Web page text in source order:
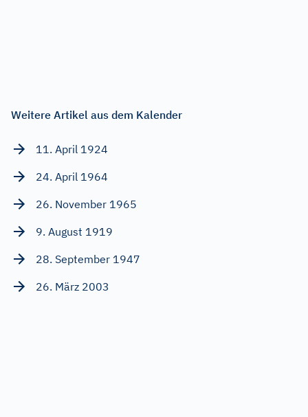
Weitere Artikel aus dem Kalender
11. April 1924
24. April 1964
26. November 1965
9. August 1919
28. September 1947
26. März 2003